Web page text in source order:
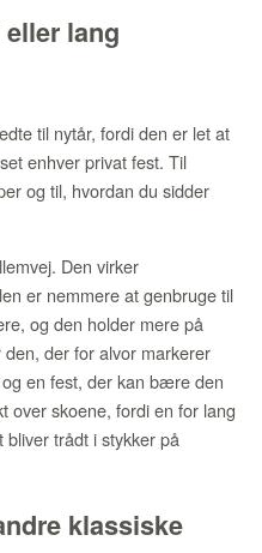
lang
til nytår, fordi den er let at
enhver privat fest. Til
og til, hvordan du sidder
Den virker
er nemmere at genbruge til
og den holder mere på
der for alvor markerer
en fest, der kan bære den
skoene, fordi en for lang
trådt i stykker på
klassiske